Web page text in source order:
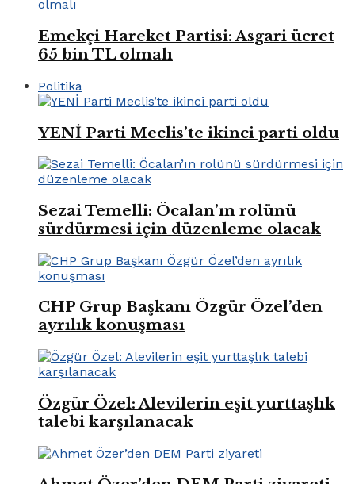
Emekçi Hareket Partisi: Asgari ücret
65 bin TL olmalı
Politika
YENİ Parti Meclis’te ikinci parti oldu
Sezai Temelli: Öcalan’ın rolünü
sürdürmesi için düzenleme olacak
CHP Grup Başkanı Özgür Özel’den
ayrılık konuşması
Özgür Özel: Alevilerin eşit yurttaşlık
talebi karşılanacak